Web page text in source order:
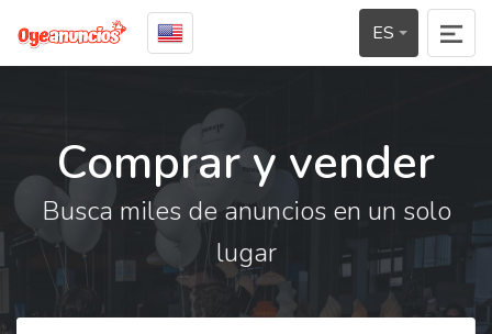
ES
Comprar y vender
Busca miles de anuncios en un solo
lugar